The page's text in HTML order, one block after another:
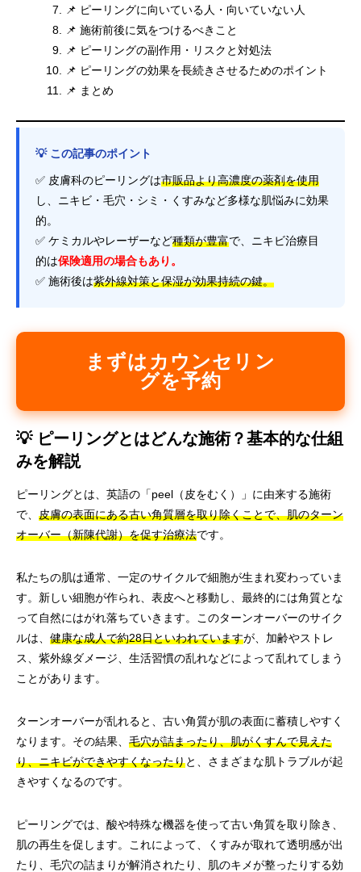
📌 ピーリングに向いている人・向いていない人
📌 施術前後に気をつけるべきこと
📌 ピーリングの副作用・リスクと対処法
📌 ピーリングの効果を長続きさせるためのポイント
📌 まとめ
💡 この記事のポイント
✅ 皮膚科のピーリングは市販品より高濃度の薬剤を使用
し、ニキビ・毛穴・シミ・くすみなど多様な肌悩みに効果
的。
✅ ケミカルやレーザーなど種類が豊富で、ニキビ治療目
的は保険適用の場合もあり。
✅ 施術後は紫外線対策と保湿が効果持続の鍵。
まずはカウンセリン
グを予約
💡 ピーリングとはどんな施術？基本的な仕組
みを解説
ピーリングとは、英語の「peel（皮をむく）」に由来する施術
で、 皮膚の表面にある古い角質層を取り除くことで、肌のターン
オーバー（新陳代謝）を促す治療法です。
私たちの肌は通常、一定のサイクルで細胞が生まれ変わっていま
す。新しい細胞が作られ、表皮へと移動し、最終的には角質とな
って自然にはがれ落ちていきます。このターンオーバーのサイク
ルは、 健康な成人で約28日といわれていますが、加齢やストレ
ス、紫外線ダメージ、生活習慣の乱れなどによって乱れてしまう
ことがあります。
ターンオーバーが乱れると、古い角質が肌の表面に蓄積しやすく
なります。その結果、 毛穴が詰まったり、肌がくすんで見えた
り、ニキビができやすくなったりと、さまざまな肌トラブルが起
きやすくなるのです。
ピーリングでは、酸や特殊な機器を使って古い角質を取り除き、
肌の再生を促します。これによって、くすみが取れて透明感が出
たり、毛穴の詰まりが解消されたり、肌のキメが整ったりする効